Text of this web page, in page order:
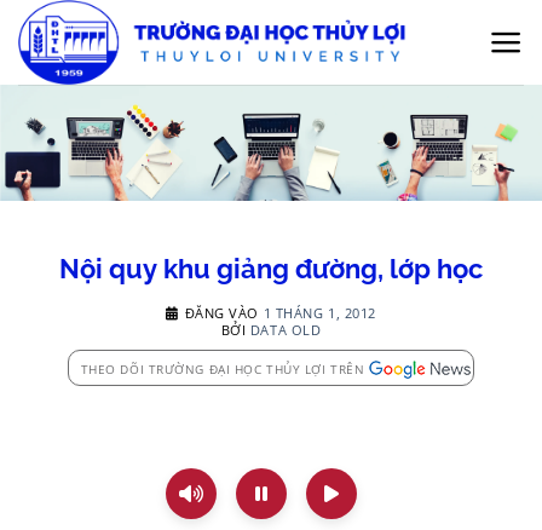
qua
nội
Nội quy khu giảng đường, lớp học
ĐĂNG VÀO 1 THÁNG 1, 2012
BỞI DATA OLD
THEO DÕI TRƯỜNG ĐẠI HỌC THỦY LỢI TRÊN